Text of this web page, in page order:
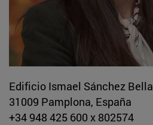
Edificio Ismael Sánchez Bella
31009 Pamplona, España
+34 948 425 600 x 802574